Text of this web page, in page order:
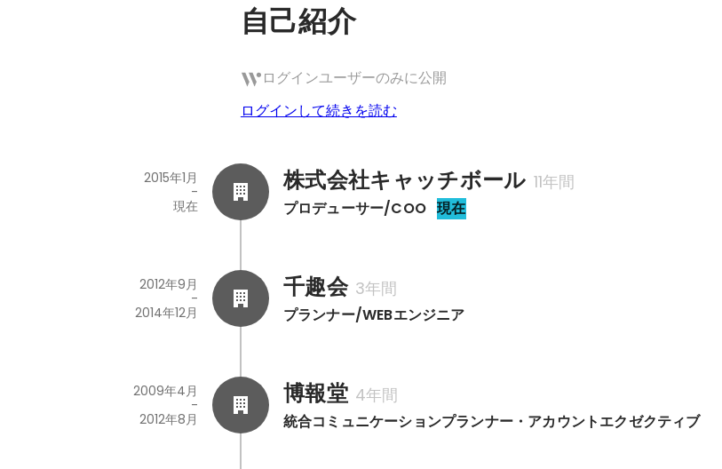
自己紹介
ログインユーザーのみに公開
ログインして続きを読む
株式会社キャッチボール 11年間
プロデューサー/COO 現在
2015年1月
-
現在
千趣会 3年間
プランナー/WEBエンジニア
2012年9月
-
2014年12月
博報堂 4年間
統合コミュニケーションプランナー・アカウントエクゼクティブ
2009年4月
-
2012年8月